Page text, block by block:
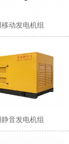
动发电机组
音发电机组